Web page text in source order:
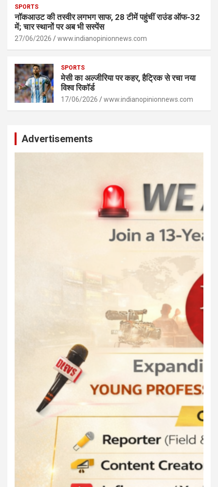
SPORTS
नॉकआउट की तस्वीर लगभग साफ, 28 टीमें पहुंचीं राउंड ऑफ-32
में; चार स्थानों पर अब भी सस्पेंस
27/06/2026 www.indianopinionnews.com
SPORTS
मेसी का अल्जीरिया पर कहर, हैट्रिक से रचा नया
विश्व रिकॉर्ड
17/06/2026 www.indianopinionnews.com
Advertisements